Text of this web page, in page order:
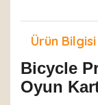
Ürün Bilgisi
Bicycle
Oyun